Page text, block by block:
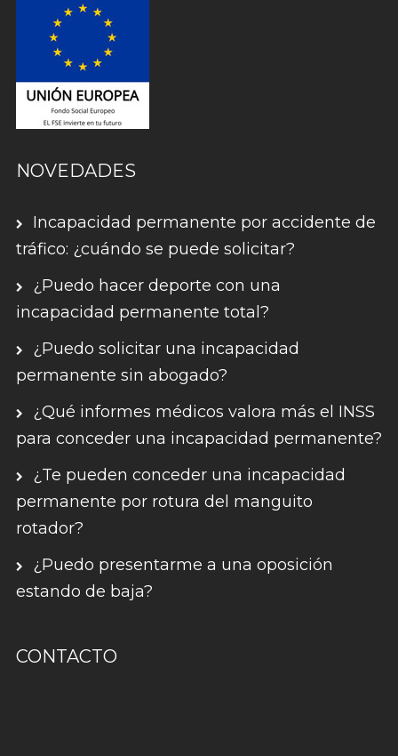
NOVEDADES
Incapacidad permanente por accidente de
tráfico: ¿cuándo se puede solicitar?
¿Puedo hacer deporte con una
incapacidad permanente total?
¿Puedo solicitar una incapacidad
permanente sin abogado?
¿Qué informes médicos valora más el INSS
para conceder una incapacidad permanente?
¿Te pueden conceder una incapacidad
permanente por rotura del manguito
rotador?
¿Puedo presentarme a una oposición
estando de baja?
CONTACTO